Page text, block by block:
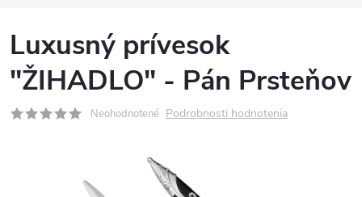
Luxusný prívesok
"ŽIHADLO" - Pán Prsteňov
Neohodnotené Podrobnosti hodnotenia